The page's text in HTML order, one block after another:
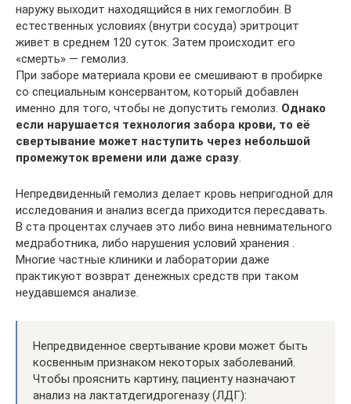
наружу выходит находящийся в них гемоглобин. В
естественных условиях (внутри сосуда) эритроцит
живет в среднем 120 суток. Затем происходит его
«смерть» — гемолиз.
При заборе материала крови ее смешивают в пробирке
со специальным консервантом, который добавлен
именно для того, чтобы не допустить гемолиз. Однако
если нарушается технология забора крови, то её
свертывание может наступить через небольшой
промежуток времени или даже сразу.
Непредвиденный гемолиз делает кровь непригодной для
исследования и анализ всегда приходится пересдавать.
В ста процентах случаев это либо вина невнимательного
медработника, либо нарушения условий хранения .
Многие частные клиники и лаборатории даже
практикуют возврат денежных средств при таком
неудавшемся анализе.
Непредвиденное свертывание крови может быть
косвенным признаком некоторых заболеваний.
Чтобы прояснить картину, пациенту назначают
анализ на лактатдегидрогеназу (ЛДГ):